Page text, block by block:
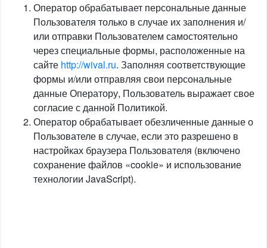
Оператор обрабатывает персональные данные
Пользователя только в случае их заполнения и/
или отправки Пользователем самостоятельно
через специальные формы, расположенные на
сайте http://wival.ru. Заполняя соответствующие
формы и/или отправляя свои персональные
данные Оператору, Пользователь выражает свое
согласие с данной Политикой.
Оператор обрабатывает обезличенные данные о
Пользователе в случае, если это разрешено в
настройках браузера Пользователя (включено
сохранение файлов «cookie» и использование
технологии JavaScript).